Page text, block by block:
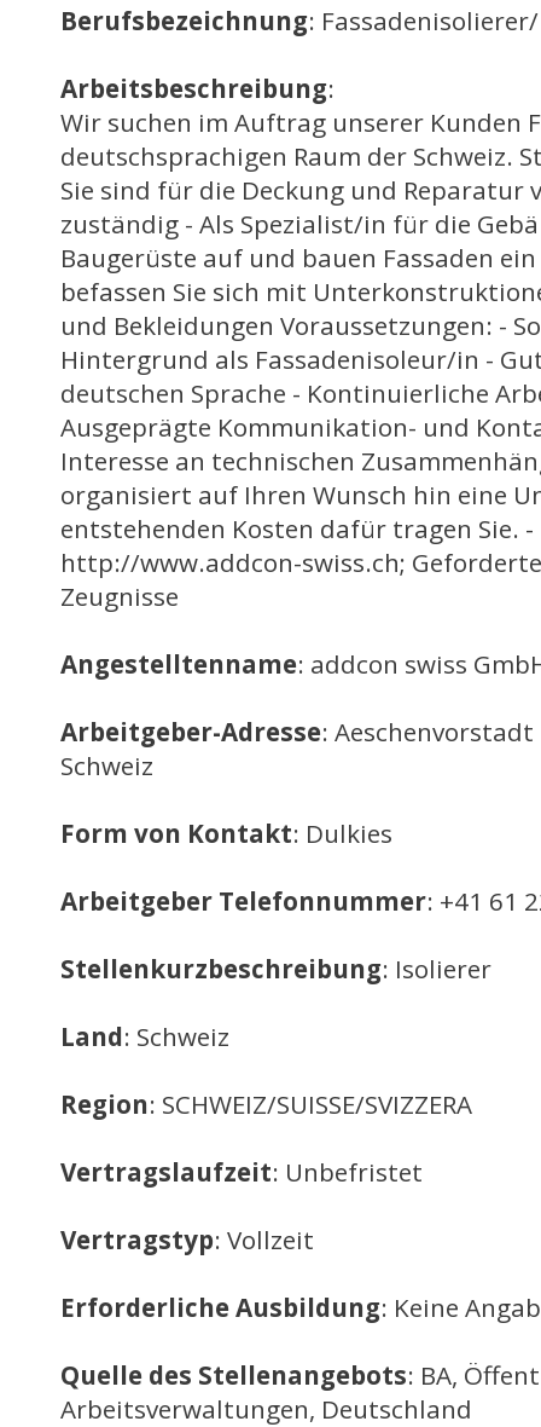
Berufsbezeichnung:
Arbeitsbeschreibung:
Wir suchen im Auftrag unserer Kunden
deutschsprachigen Raum der Schweiz.
Sie sind für die Deckung und Reparatur
zuständig - Als Spezialist/in für die
Baugerüste auf und bauen Fassaden
befassen Sie sich mit
und Bekleidungen Voraussetzungen: -
Hintergrund als Fassadenisoleur/in -
deutschen Sprache - Kontinuierliche
Ausgeprägte Kommunikation- und
Interesse an technischen
organisiert auf Ihren Wunsch hin eine
entstehenden Kosten dafür tragen Sie.
http://www.addcon-swiss.ch;
Zeugnisse
Angestelltenname: addcon swiss
Arbeitgeber-Adresse: Aeschenvorstadt
Schweiz
Form von Kontakt: Dulkies
Arbeitgeber Telefonnummer: +41 61
Stellenkurzbeschreibung: Isolierer
Land: Schweiz
Region: SCHWEIZ/SUISSE/SVIZZERA
Vertragslaufzeit: Unbefristet
Vertragstyp: Vollzeit
Erforderliche Ausbildung: Keine
Quelle des Stellenangebots: BA,
Arbeitsverwaltungen, Deutschland